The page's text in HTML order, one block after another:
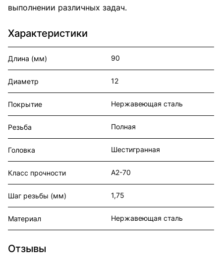
выполнении различных задач.
Характеристики
Длина (мм) 90
Диаметр 12
Покрытие Нержавеющая сталь
Резьба Полная
Головка Шестигранная
Класс прочности А2-70
Шаг резьбы (мм) 1,75
Материал Нержавеющая сталь
Отзывы